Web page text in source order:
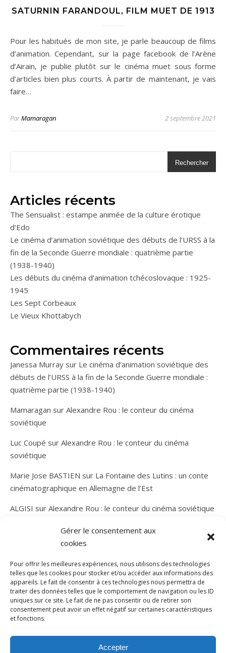
Gérer le consentement aux
cookies
Pour offrir les meilleures expériences, nous utilisons des technologies
telles que les cookies pour stocker et/ou accéder aux informations des
appareils. Le fait de consentir à ces technologies nous permettra de
traiter des données telles que le comportement de navigation ou les ID
uniques sur ce site. Le fait de ne pas consentir ou de retirer son
consentement peut avoir un effet négatif sur certaines caractéristiques
et fonctions.
Accepter
SATURNIN FARANDOUL, FILM MUET DE 1913
Pour les habitués de mon site, je parle beaucoup de films
d’animation. Cependant, sur la page facebook de l’Arène
d’Airain, je publie plutôt sur le cinéma muet sous forme
d’articles bien plus courts. À partir de maintenant, je vais
faire…
ParMamaragan 2 septembre 2021
Rechercher
Articles récents
The Sensualist : estampe animée de la culture érotique
d’Edo
Le cinéma d’animation soviétique des débuts de l’URSS à la
fin de la Seconde Guerre mondiale : quatrième partie
(1938-1940)
Les débuts du cinéma d’animation tchécoslovaque : 1925-
1945
Les Sept Corbeaux
Le Vieux Khottabych
Commentaires récents
Janessa Murray sur Le cinéma d’animation soviétique des
débuts de l’URSS à la fin de la Seconde Guerre mondiale :
quatrième partie (1938-1940)
Mamaragan sur Alexandre Rou : le conteur du cinéma
soviétique
Luc Coupé sur Alexandre Rou : le conteur du cinéma
soviétique
Marie Jose BASTIEN sur La Fontaine des Lutins : un conte
cinématographique en Allemagne de l’Est
ALGISI sur Alexandre Rou : le conteur du cinéma soviétique
Accueil A propos de l’Arène d’Airain Mentions légales
Hébergé par Webchezmoi